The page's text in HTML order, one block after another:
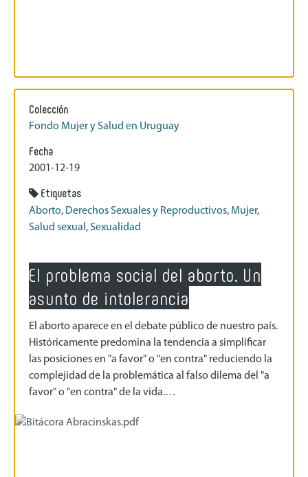
Colección
Fondo Mujer y Salud en Uruguay
Fecha
2001-12-19
Etiquetas
Aborto, Derechos Sexuales y Reproductivos, Mujer,
Salud sexual ,Sexualidad
El problema social del aborto. Un
asunto de intolerancia
El aborto aparece en el debate público de nuestro país.
Históricamente predomina la tendencia a simplificar
las posiciones en "a favor" o "en contra" reduciendo la
complejidad de la problemática al falso dilema del "a
favor" o "en contra" de la vida.…